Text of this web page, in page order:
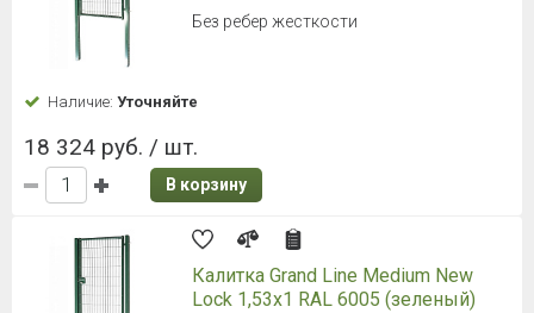
Без ребер жесткости
Наличие: Уточняйте
18 324 руб. / шт.
В корзину
Калитка Grand Line Medium New
Lock 1,53x1 RAL 6005 (зеленый)